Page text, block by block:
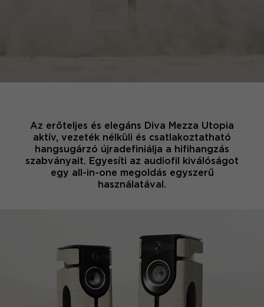
Az erőteljes és elegáns Diva Mezza Utopia
aktív, vezeték nélküli és csatlakoztatható
hangsugárzó újradefiniálja a hifihangzás
szabványait. Egyesíti az audiofil kiválóságot
egy all-in-one megoldás egyszerű
használatával.